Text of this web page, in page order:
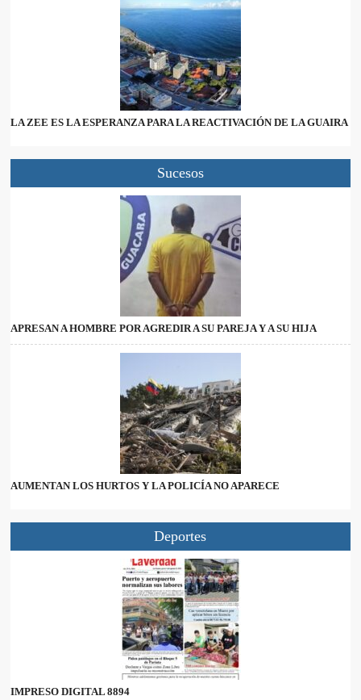
LA ZEE ES LA ESPERANZA PARA LA REACTIVACIÓN DE LA GUAIRA
Sucesos
APRESAN A HOMBRE POR AGREDIR A SU PAREJA Y A SU HIJA
AUMENTAN LOS HURTOS Y LA POLICÍA NO APARECE
Deportes
IMPRESO DIGITAL 8894